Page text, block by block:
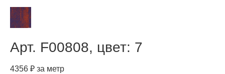
Арт. F00808, цвет: 7
4356 ₽ за метр